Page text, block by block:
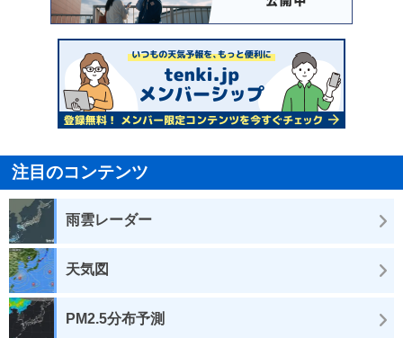
注目のコンテンツ
雨雲レーダー
天気図
PM2.5分布予測